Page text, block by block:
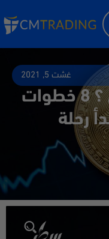
غشت 5, 2021
كيف تتداول الفوركس ؟ 8 خطوات
رحلة